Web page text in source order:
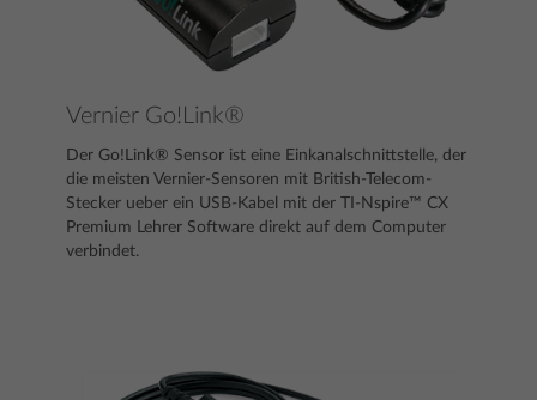
Vernier Go!Link®
Der Go!Link® Sensor ist eine Einkanalschnittstelle, der
die meisten Vernier-Sensoren mit British-Telecom-
Stecker ueber ein USB-Kabel mit der TI-Nspire™ CX
Premium Lehrer Software direkt auf dem Computer
verbindet.